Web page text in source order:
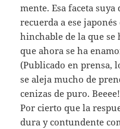
mente. Esa faceta
recuerda a ese
hinchable de la que
que ahora se ha
(Publicado en prensa,
se aleja mucho de
cenizas de puro.
Por cierto que la
dura y contundente